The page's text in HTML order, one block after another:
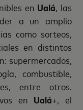
en Ualá , las
a un amplio
como sorteos,
en distintos
supermercados,
combustible,
entre otros.
en Ualá+, el